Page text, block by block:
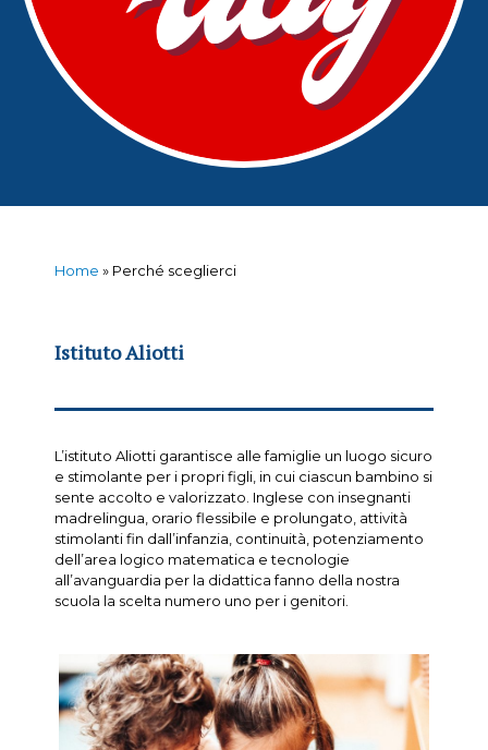
Home » Perché sceglierci
Istituto Aliotti
L’istituto Aliotti garantisce alle famiglie un luogo sicuro
e stimolante per i propri figli, in cui ciascun bambino si
sente accolto e valorizzato. Inglese con insegnanti
madrelingua, orario flessibile e prolungato, attività
stimolanti fin dall’infanzia, continuità, potenziamento
dell’area logico matematica e tecnologie
all’avanguardia per la didattica fanno della nostra
scuola la scelta numero uno per i genitori.